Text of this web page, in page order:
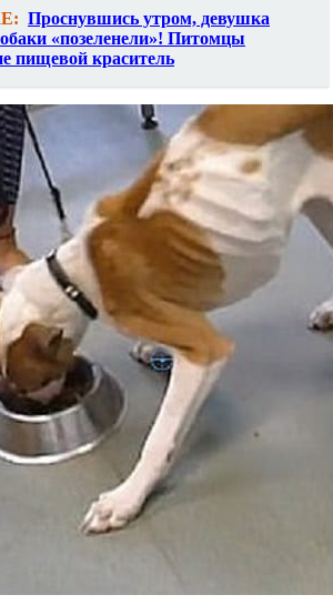
Проснувшись утром, девушка
«позеленели»! Питомцы
пищевой краситель